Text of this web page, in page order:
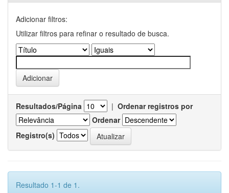
Adicionar filtros:
Utilizar filtros para refinar o resultado de busca.
Resultados/Página | Ordenar registros por
Ordenar
Registro(s)
Resultado 1-1 de 1.